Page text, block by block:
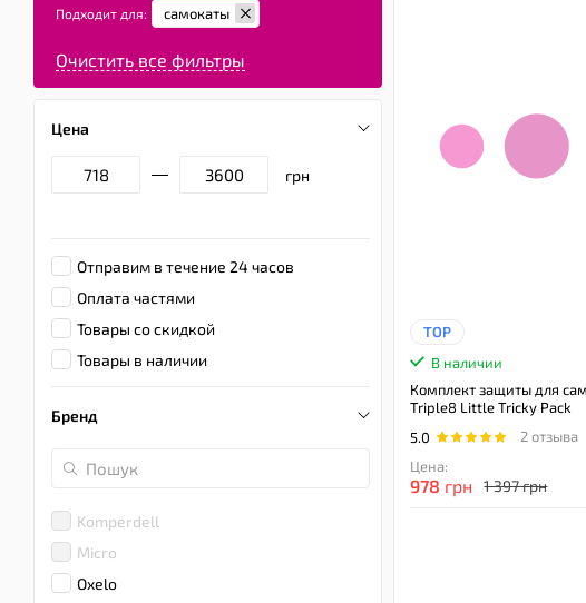
TOP
В наличии
Комплект защиты для
Triple8 Little Tricky Pack
5.0
2 отзыва
Цена:
978 грн 1 397 грн
Подходит для: самокаты
Очистить все фильтры
Цена
грн
Отправим в течение 24 часов
Оплата частями
Товары со скидкой
Товары в наличии
Бренд
Komperdell
Micro
Oxelo